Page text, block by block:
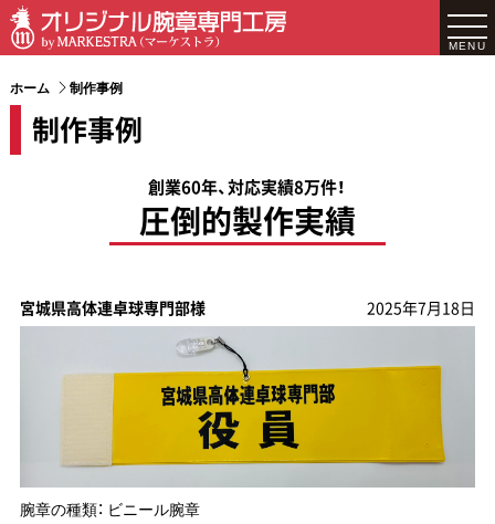
MENU
ホーム 制作事例
制作事例
創業60年、対応実績8万件！
圧倒的製作実績
宮城県高体連卓球専門部様 2025年7月18日
腕章の種類： ビニール腕章